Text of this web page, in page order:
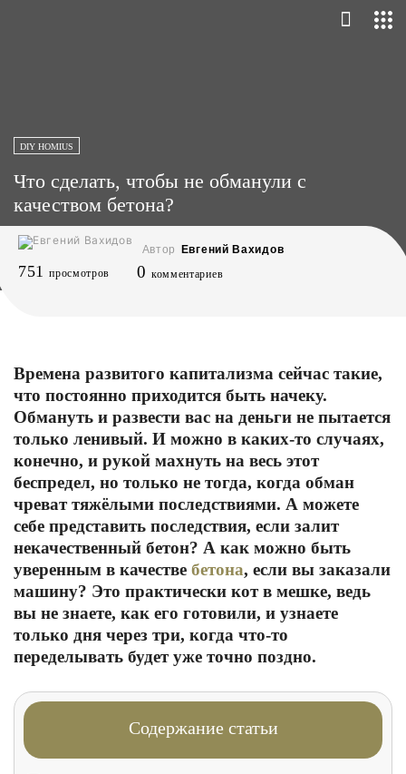
DIY HOMIUS
Что сделать, чтобы не обманули с
качеством бетона?
Автор Евгений Вахидов
751 просмотров 0 комментариев
Времена развитого капитализма сейчас такие,
что постоянно приходится быть начеку.
Обмануть и развести вас на деньги не пытается
только ленивый. И можно в каких-то случаях,
конечно, и рукой махнуть на весь этот
беспредел, но только не тогда, когда обман
чреват тяжёлыми последствиями. А можете
себе представить последствия, если залит
некачественный бетон? А как можно быть
уверенным в качестве бетона, если вы заказали
машину? Это практически кот в мешке, ведь
вы не знаете, как его готовили, и узнаете
только дня через три, когда что-то
переделывать будет уже точно поздно.
Содержание статьи